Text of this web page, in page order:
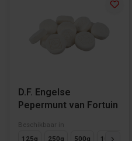
D.F. Engelse
Pepermunt van Fortuin
Beschikbaar in
125g
250g 500g 1000g